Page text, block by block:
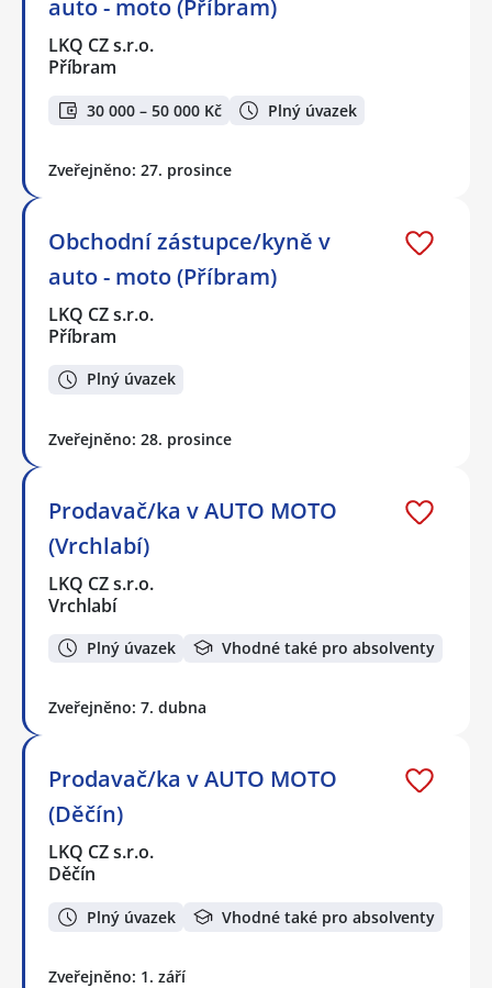
auto - moto (Příbram)
LKQ CZ s.r.o.
Příbram
30 000 – 50 000 Kč Plný úvazek
Zveřejněno: 27. prosince
Obchodní zástupce/kyně v
auto - moto (Příbram)
LKQ CZ s.r.o.
Příbram
Plný úvazek
Zveřejněno: 28. prosince
Prodavač/ka v AUTO MOTO
(Vrchlabí)
LKQ CZ s.r.o.
Vrchlabí
Plný úvazek Vhodné také pro absolventy
Zveřejněno: 7. dubna
Prodavač/ka v AUTO MOTO
(Děčín)
LKQ CZ s.r.o.
Děčín
Plný úvazek Vhodné také pro absolventy
Zveřejněno: 1. září